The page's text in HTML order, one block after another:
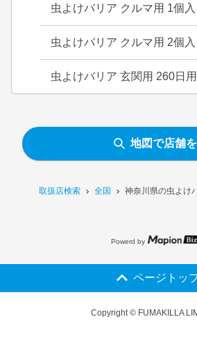
取扱店検索 全国 神奈川県の虫よけ
虫よけバリア クルマ用 1個入
虫よけバリア クルマ用 2個入
虫よけバリア 玄関用 260日用
地図で店舗
Powerd by
ページトッ
Copyright © FUMAKILLA